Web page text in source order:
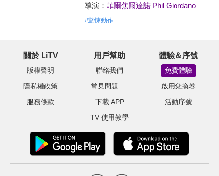
導演： 菲爾焦爾達諾 Phil Giordano
#驚悚動作
關於 LiTV
版權聲明
隱私權政策
服務條款
用戶幫助
聯絡我們
常見問題
下載 APP
TV 使用教學
體驗＆序號
免費體驗
啟用兌換卷
活動序號